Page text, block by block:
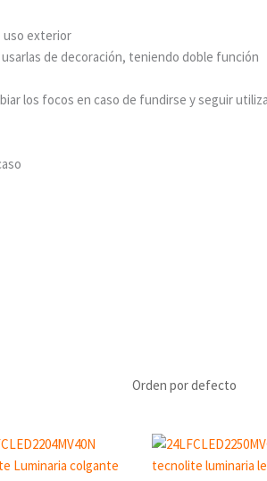
uso exterior
de decoración, teniendo doble función
los focos en caso de fundirse y seguir